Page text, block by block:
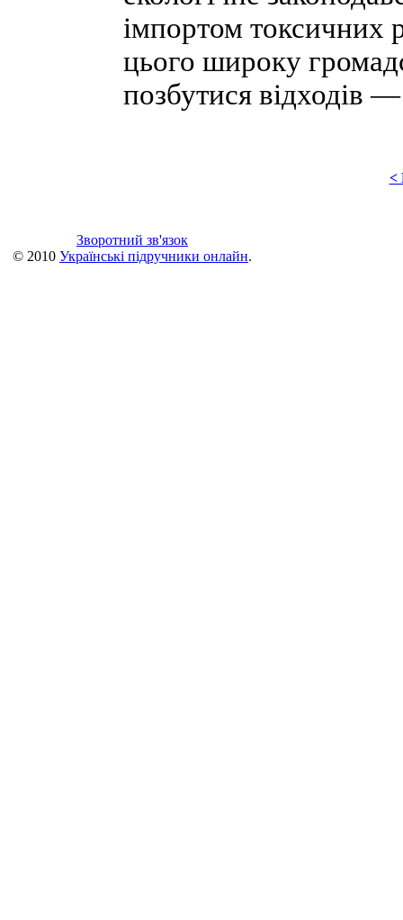
імпортом токсичних
цього широку
позбутися відходів
<
Зворотний зв'язок
© 2010 Українські підручники онлайн.